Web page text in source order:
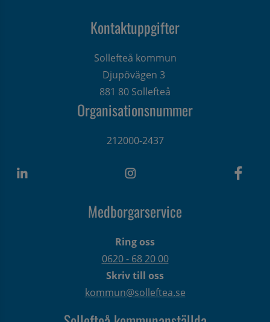
Kontaktuppgifter
Sollefteå kommun
Djupövägen 3
881 80 Sollefteå
Organisationsnummer
212000-2437
Medborgarservice
Ring oss
0620 - 68 20 00
Skriv till oss
kommun@solleftea.se